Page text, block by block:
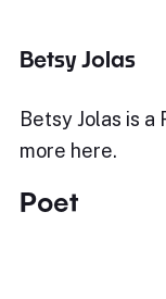
Betsy Jolas
Betsy Jolas is a
more here.
Poet